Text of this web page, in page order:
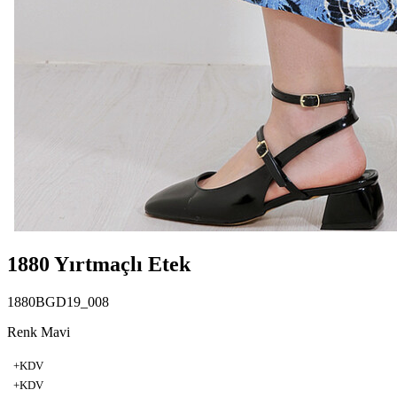
1880 Yırtmaçlı Etek
1880BGD19_008
Renk Mavi
+KDV
+KDV